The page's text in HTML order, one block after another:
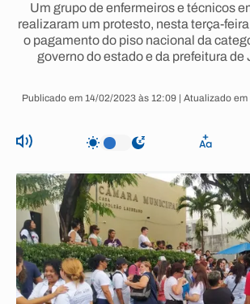
Um grupo de enfermeiros e técnicos
realizaram um protesto, nesta terça-
o pagamento do piso nacional da
governo do estado e da prefeitura de
Publicado em 14/02/2023 às 12:09 | Atualizado